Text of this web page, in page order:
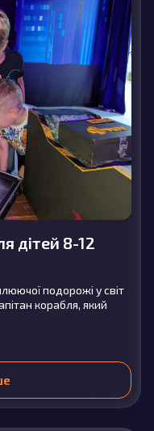
дітей 8-12
подорожі у світ
корабля, який